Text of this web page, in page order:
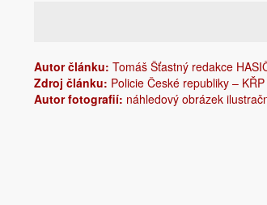
Autor článku: Tomáš Šťastný redakce
Zdroj článku: Policie České republiky –
Autor fotografií: náhledový obrázek